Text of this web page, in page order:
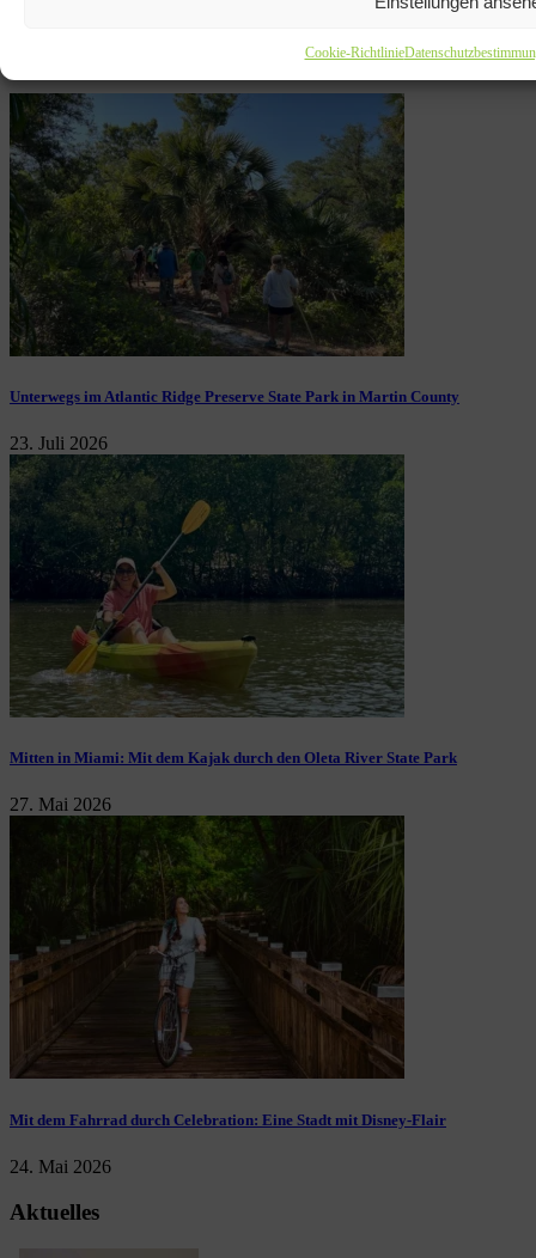
Unterwegs im Atlantic Ridge Preserve State Park in Martin County
23. Juli 2026
Mitten in Miami: Mit dem Kajak durch den Oleta River State Park
27. Mai 2026
Mit dem Fahrrad durch Celebration: Eine Stadt mit Disney-Flair
24. Mai 2026
Aktuelles